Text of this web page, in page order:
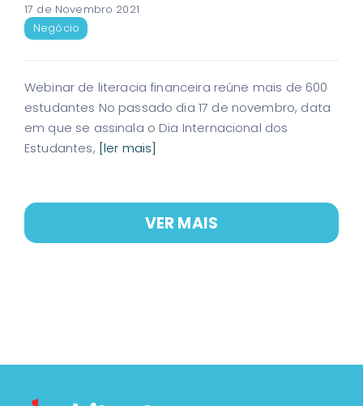
17 de Novembro 2021
Negócio
Webinar de literacia financeira reúne mais de 600
estudantes No passado dia 17 de novembro, data
em que se assinala o Dia Internacional dos
Estudantes, [ler mais]
VER MAIS